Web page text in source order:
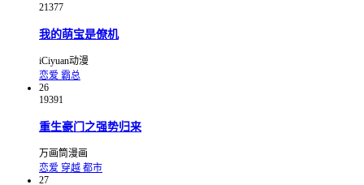
21377
我的萌宝是僚机
iCiyuan动漫
恋爱 霸总
26
19391
重生豪门之强势归来
万画筒漫画
恋爱 穿越 都市
27